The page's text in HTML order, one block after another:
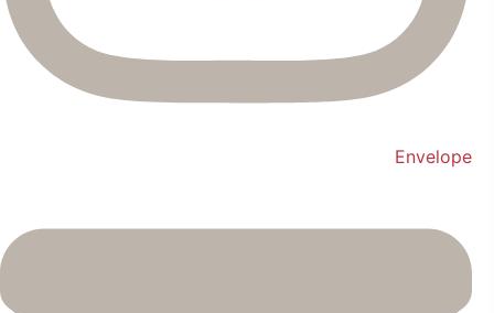
Envelope